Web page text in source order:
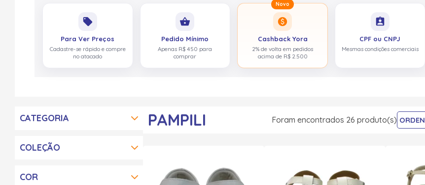
local_offer
Para Ver Preços
Cadastre-se rápido e compre
no atacado
shopping_basket
Pedido Mínimo
Apenas R$ 450 para
comprar
Novo
paid
Cashback Yora
2% de volta em pedidos
acima de R$ 2.500
assignment_ind
CPF ou CNPJ
Mesmas condições comerciais
COLEÇÃO
COR
CATEGORIA PAMPILI Foram encontrados 26 produto(s)